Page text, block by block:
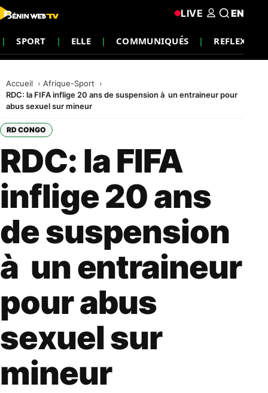
SPORT ELLE COMMUNIQUÉS REFLEXION
LIVE EN
Accueil
Afrique-Sport
RDC: la FIFA inflige 20 ans de suspension à un entraineur pour
abus sexuel sur mineur
RD CONGO
RDC: la FIFA
inflige 20 ans
de suspension
à un entraineur
pour abus
sexuel sur
mineur